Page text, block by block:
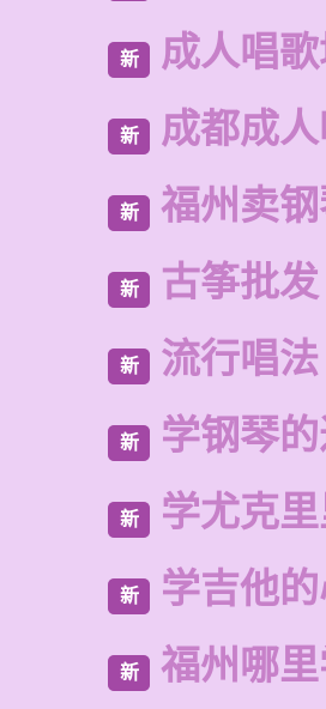
新 成人唱歌
新 成都成
新 福州卖
新 古筝批
新 流行唱
新 学钢琴
新 学尤克
新 学吉他
新 福州哪